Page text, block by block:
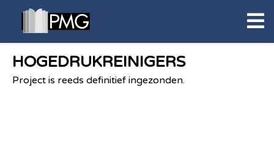
HOGEDRUKREINIGERS
Project is reeds definitief ingezonden.